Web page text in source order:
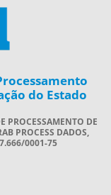
do Estado
PROCESSAMENTO DE
PROCESS DADOS,
0001-75